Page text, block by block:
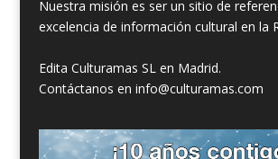
Nuestra misión es ser un sitio de
excelencia de información cultural en la
Edita Culturamas SL en Madrid.
Contáctanos en info@culturamas.com